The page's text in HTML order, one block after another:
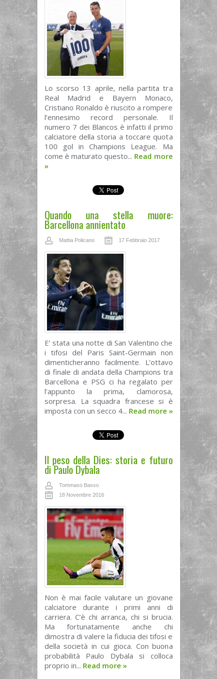
Lo scorso 13 aprile, nella partita tra
Real Madrid e Bayern Monaco,
Cristiano Ronaldo è riuscito a rompere
l’ennesimo record personale. Il
numero 7 dei Blancos è infatti il primo
calciatore della storia a toccare quota
100 gol in Champions League. Ma
come è maturato questo... Read more
»
Quando una stella muore:
Barcellona annientato
Mattia Policano 17 Febbraio 2017
E’ stata una notte di San Valentino che
i tifosi del Paris Saint-Germain non
dimenticheranno facilmente. L’ottavo
di finale di andata della Champions tra
Barcellona e PSG ci ha regalato per
l’appunto la prima, clamorosa,
sorpresa. La squadra francese si è
imposta con un secco 4... Read more »
Il peso della Dies: storia e futuro
di Paulo Dybala
Tommaso Basso
18 Novembre 2016
Non è mai facile valutare un giovane
calciatore durante i primi anni di
carriera. C’è chi arranca, chi si brucia.
Ma fortunatamente anche chi
dimostra di valere la fiducia dei tifosi e
della società in cui gioca. Con buona
probabilità Paulo Dybala si colloca
proprio in... Read more »